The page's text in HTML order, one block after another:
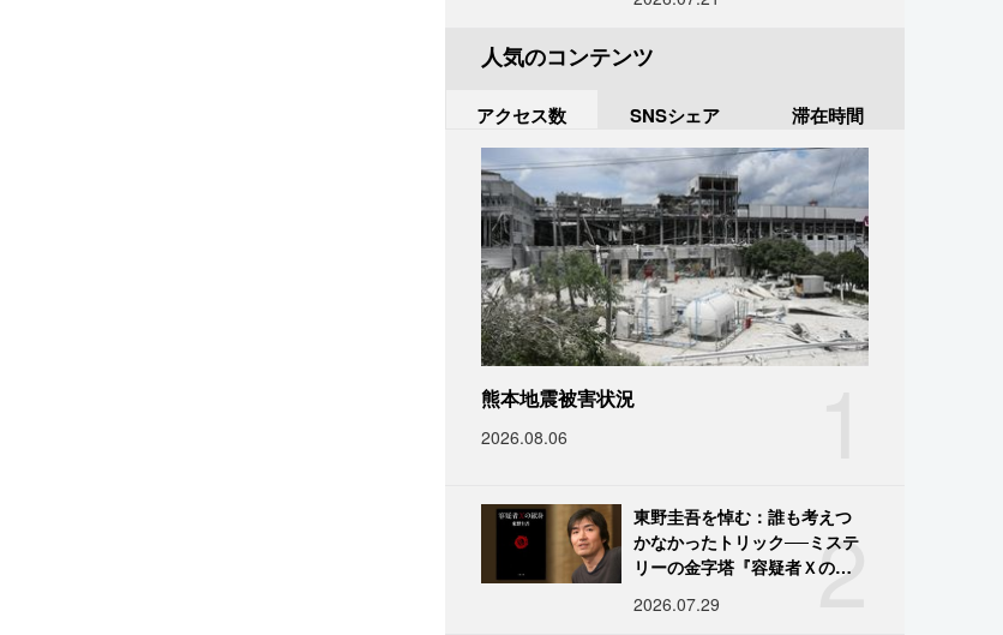
人気のコンテンツ
アクセス数 SNSシェア 滞在時間
熊本地震被害状況
2026.08.06
2
東野圭吾を悼む：誰も考えつ
かなかったトリック──ミステ
リーの金字塔『容疑者Ｘの献
2026.07.29